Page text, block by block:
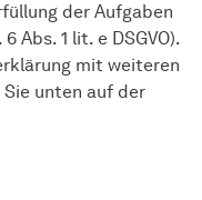
der Aufgaben
Abs. 1 lit. e DSGVO).
mit weiteren
unten auf der